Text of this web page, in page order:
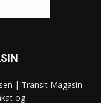
| Transit Magasin
og